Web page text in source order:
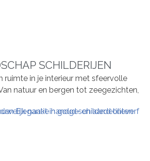
SCHILDERIJEN
ruimte in je interieur met sfeervolle
natuur en bergen tot zeegezichten,